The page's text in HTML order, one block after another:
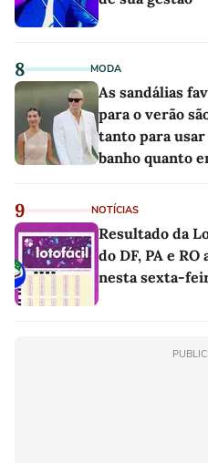
8 MODA
As sandálias
para o verão
tanto para
banho quanto
9 NOTÍCIAS
Resultado da
do DF, PA e
nesta sexta-